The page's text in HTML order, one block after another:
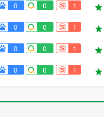
1
0
0
1
0
0
1
0
0
1
0
0